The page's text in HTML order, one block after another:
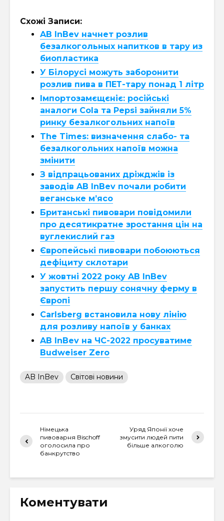
Схожі Записи:
AB InBev начнет розлив
безалкогольных напитков в тару из
биопластика
У Білорусі можуть заборонити
розлив пива в ПЕТ-тару понад 1 літр
Імпортозамєщєніє: російські
аналоги Cola та Pepsi зайняли 5%
ринку безалкогольних напоїв
The Times: визначення слабо- та
безалкогольних напоїв можна
змінити
З відпрацьованих дріжджів із
заводів AB InBev почали робити
веганське м’ясо
Британські пивовари повідомили
про десятикратне зростання цін на
вуглекислий газ
Європейські пивовари побоюються
дефіциту склотари
У жовтні 2022 року AB InBev
запустить першу сонячну ферму в
Європі
Carlsberg встановила нову лінію
для розливу напоїв у банках
AB InBev на ЧС-2022 просуватиме
Budweiser Zero
AB InBev Світові новини
Німецька
пивоварня Bischoff
оголосила про
банкрутство
Уряд Японії хоче
змусити людей пити
більше алкоголю
Коментувати